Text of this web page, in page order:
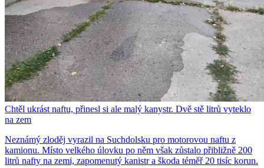
Chtěl ukrást naftu, přinesl si ale malý kanystr. Dvě stě litrů vyteklo
na zem
Neznámý zloděj vyrazil na Suchdolsku pro motorovou naftu z
kamionu. Místo velkého úlovku po něm však zůstalo přibližně 200
litrů nafty na zemi, zapomenutý kanistr a škoda téměř 20 tisíc korun.